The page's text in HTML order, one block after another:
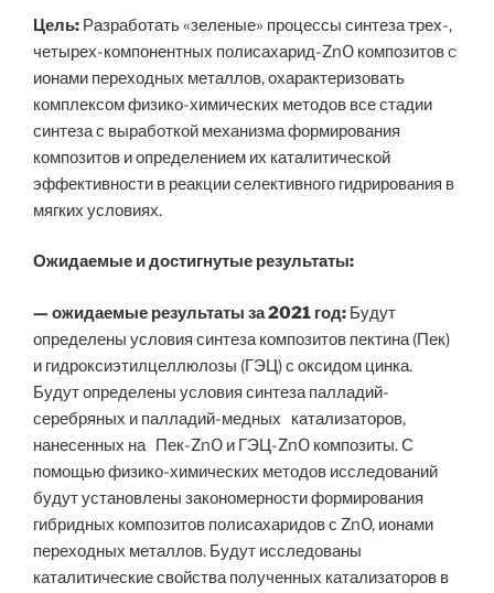
Цель: Разработать «зеленые» процессы синтеза трех-,
четырех-компонентных полисахарид-ZnO композитов c
ионами переходных металлов, охарактеризовать
комплексом физико-химических методов все стадии
синтеза с выработкой механизма формирования
композитов и определением их каталитической
эффективности в реакции селективного гидрирования в
мягких условиях.
Ожидаемые и достигнутые результаты:
— ожидаемые результаты за 2021 год: Будут
определены условия синтеза композитов пектина (Пек)
и гидроксиэтилцеллюлозы (ГЭЦ) с оксидом цинка.
Будут определены условия синтеза палладий-
серебряных и палладий-медных катализаторов,
нанесенных на Пек-ZnO и ГЭЦ-ZnO композиты. С
помощью физико-химических методов исследований
будут установлены закономерности формирования
гибридных композитов полисахаридов с ZnO, ионами
переходных металлов. Будут исследованы
каталитические свойства полученных катализаторов в